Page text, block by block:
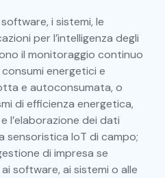
i sistemi, le
per l’intelligenza degli
il monitoraggio continuo
energetici e
e autoconsumata, o
di efficienza energetica,
l’elaborazione dei dati
sensoristica IoT di campo;
di impresa se
software, ai sistemi o alle